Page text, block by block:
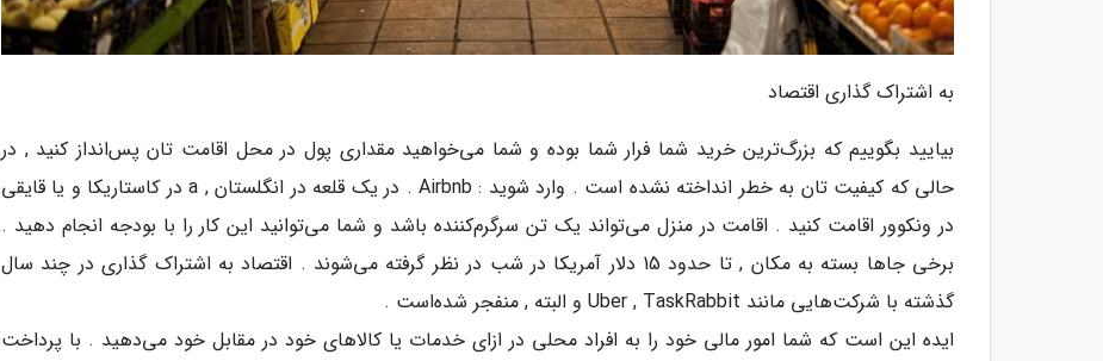
به اشتراک گذاری اقتصاد
بیایید بگوییم که بزرگ‌ترین خرید شما فرار شما بوده و شما می‌خواهید مقداری پول در محل اقامت تان پس‌انداز کنید , در
حالی که کیفیت تان به خطر انداخته نشده است . وارد شوید : Airbnb . در یک قلعه در انگلستان , a در کاستاریکا و یا قایقی
در ونکوور اقامت کنید . اقامت در منزل می‌تواند یک تن سرگرم‌کننده باشد و شما می‌توانید این کار را با بودجه انجام دهید .
برخی جاها بسته به مکان , تا حدود 15 دلار آمریکا در شب در نظر گرفته می‌شوند . اقتصاد به اشتراک گذاری در چند سال
گذشته با شرکت‌هایی مانند Uber , TaskRabbit و البته , منفجر شده‌است .
ایده این است که شما امور مالی خود را به افراد محلی در ازای خدمات یا کالاهای خود در مقابل خود می‌دهید . با پرداخت